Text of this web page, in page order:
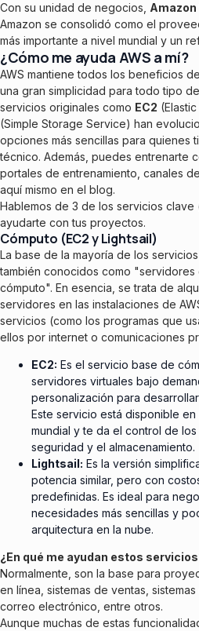
Con su unidad de negocios, Amazon
Amazon se consolidó como el
más importante a nivel mundial y un
¿Cómo me ayuda AWS a mí?
AWS mantiene todos los beneficios
una gran simplicidad para todo tipo
servicios originales como EC2
(Simple Storage Service) han
opciones más sencillas para quienes
técnico. Además, puedes entrenarte
portales de entrenamiento, canales
aquí mismo en el blog.
Hablemos de 3 de los servicios
ayudarte con tus proyectos.
Cómputo (EC2 y Lightsail)
La base de la mayoría de los
también conocidos como
cómputo". En esencia, se trata de
servidores en las instalaciones de
servicios (como los programas que
ellos por internet o comunicaciones
EC2: Es el servicio base de
servidores virtuales bajo
personalización para
Este servicio está disponible
mundial y te da el control de
seguridad y el almacenamiento.
Lightsail: Es la versión
potencia similar, pero con
predefinidas. Es ideal para
necesidades más sencillas y
arquitectura en la nube.
¿En qué me ayudan estos
Normalmente, son la base para
en línea, sistemas de ventas,
correo electrónico, entre otros.
Aunque muchas de estas